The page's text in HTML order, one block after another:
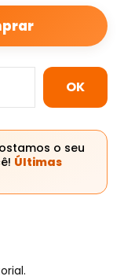
OK
o seu
Últimas